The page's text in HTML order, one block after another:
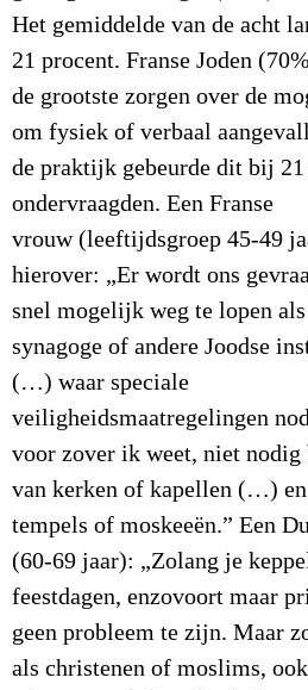
Het gemiddelde van de acht
21 procent. Franse Joden
de grootste zorgen over de
om fysiek of verbaal
de praktijk gebeurde dit bij 21
ondervraagden. Een Franse
vrouw (leeftijdsgroep 45-49
hierover: „Er wordt ons
snel mogelijk weg te lopen als
synagoge of andere Joodse
(…) waar speciale
veiligheidsmaatregelingen
voor zover ik weet, niet
van kerken of kapellen (…)
tempels of moskeeën.” Een
(60-69 jaar): „Zolang je
feestdagen, enzovoort maar
geen probleem te zijn. Maar
als christenen of moslims,